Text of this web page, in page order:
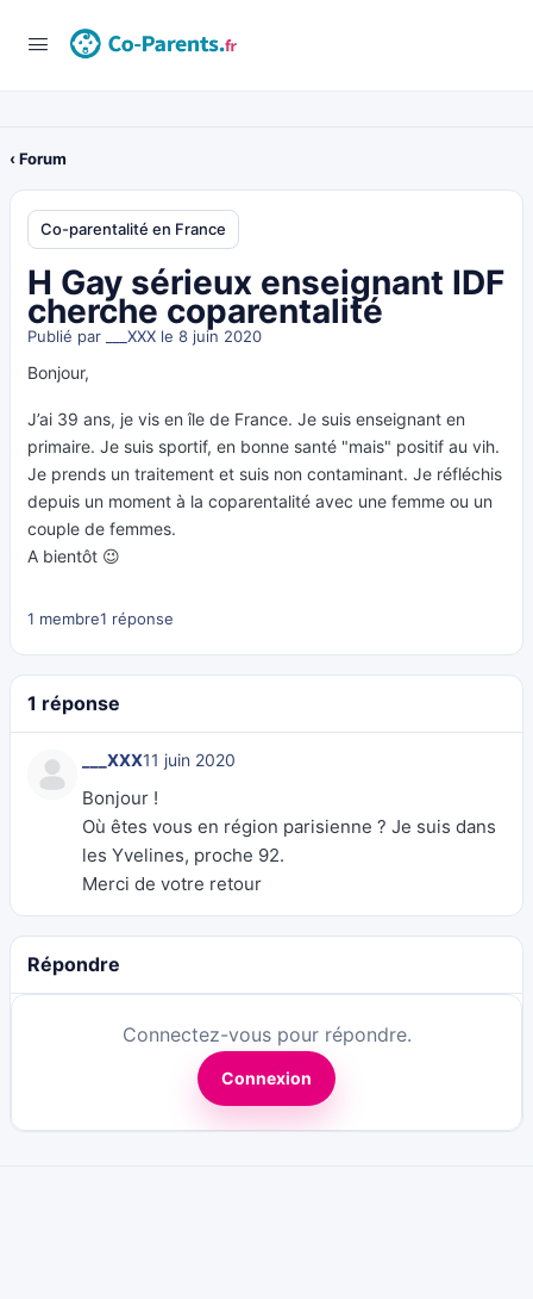
‹ Forum
Co-parentalité en France
H Gay sérieux enseignant IDF
cherche coparentalité
Publié par ___XXX le 8 juin 2020
Bonjour,
J’ai 39 ans, je vis en île de France. Je suis enseignant en
primaire. Je suis sportif, en bonne santé "mais" positif au vih.
Je prends un traitement et suis non contaminant. Je réfléchis
depuis un moment à la coparentalité avec une femme ou un
couple de femmes.
A bientôt 😉
1 membre1 réponse
1 réponse
___XXX11 juin 2020
Bonjour !
Où êtes vous en région parisienne ? Je suis dans
les Yvelines, proche 92.
Merci de votre retour
Répondre
Connectez-vous pour répondre.
Connexion